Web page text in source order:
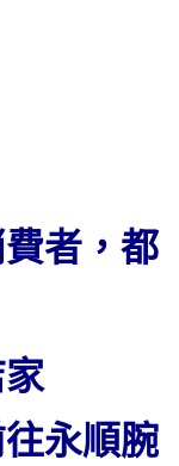
者，都
永順腕